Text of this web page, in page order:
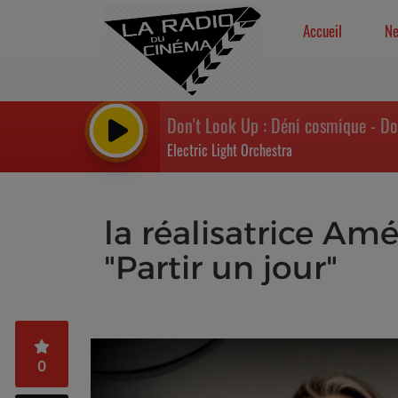
Accueil
Don't Look Up : Déni cosmique -
Electric Light Orchestra
la réalisatrice
"Partir un jour"
0